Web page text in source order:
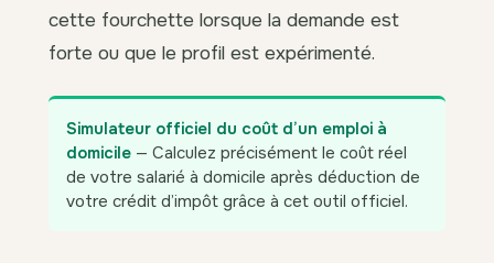
cette fourchette lorsque la demande est
forte ou que le profil est expérimenté.
Simulateur officiel du coût d’un emploi à
domicile — Calculez précisément le coût réel
de votre salarié à domicile après déduction de
votre crédit d’impôt grâce à cet outil officiel.